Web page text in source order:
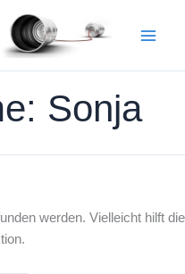
Sonja
werden. Vielleicht hilft die